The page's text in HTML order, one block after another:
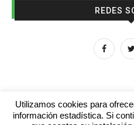
REDES
Utilizamos cookies para
información estadística. Si